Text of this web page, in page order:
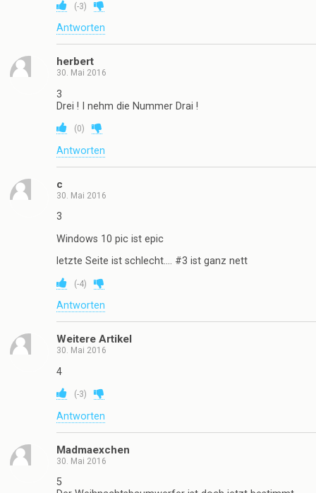
(-3)
Antworten
herbert
30. Mai 2016
3
Drei ! I nehm die Nummer Drai !
(0)
Antworten
c
30. Mai 2016
3
Windows 10 pic ist epic
letzte Seite ist schlecht…. #3 ist ganz nett
(-4)
Antworten
Weitere Artikel
30. Mai 2016
4
(-3)
Antworten
Madmaexchen
30. Mai 2016
5